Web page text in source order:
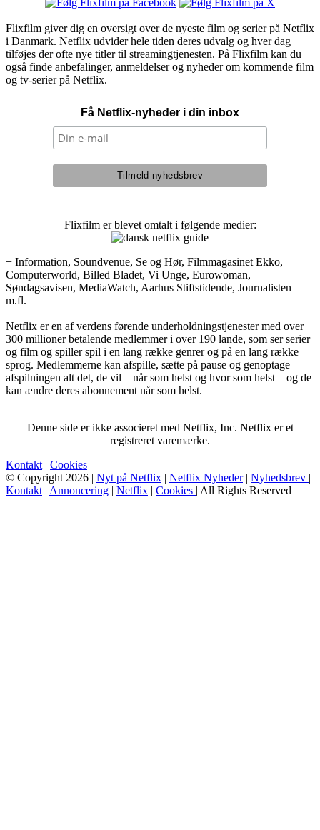
Flixfilm giver dig en oversigt over de nyeste film og serier på Netflix
i Danmark. Netflix udvider hele tiden deres udvalg og hver dag
tilføjes der ofte nye titler til streamingtjenesten. På Flixfilm kan du
også finde anbefalinger, anmeldelser og nyheder om kommende film
og tv-serier på Netflix.
Få Netflix-nyheder i din inbox
Flixfilm er blevet omtalt i følgende medier:
+ Information, Soundvenue, Se og Hør, Filmmagasinet Ekko,
Computerworld, Billed Bladet, Vi Unge, Eurowoman,
Søndagsavisen, MediaWatch, Aarhus Stiftstidende, Journalisten
m.fl.
Netflix er en af verdens førende underholdningstjenester med over
300 millioner betalende medlemmer i over 190 lande, som ser serier
og film og spiller spil i en lang række genrer og på en lang række
sprog. Medlemmerne kan afspille, sætte på pause og genoptage
afspilningen alt det, de vil – når som helst og hvor som helst – og de
kan ændre deres abonnement når som helst.
Denne side er ikke associeret med Netflix, Inc. Netflix er et
registreret varemærke.
Kontakt | Cookies
© Copyright 2026 | Nyt på Netflix | Netflix Nyheder| Nyhedsbrev |
Kontakt | Annoncering | Netflix | Cookies | All Rights Reserved